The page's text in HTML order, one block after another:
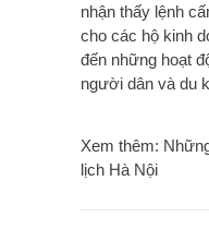
nhận thấy lệnh
cho các hộ kinh
đến những hoạt
người dân và du
Xem thêm:
lịch Hà Nội